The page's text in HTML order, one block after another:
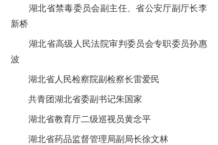
湖北省禁毒委员会副主任、省公安厅副厅长李
新桥
湖北省高级人民法院审判委员会专职委员孙惠
波
湖北省人民检察院副检察长雷爱民
共青团湖北省委副书记朱国家
湖北省教育厅二级巡视员黄念平
湖北省药品监督管理局副局长徐文林